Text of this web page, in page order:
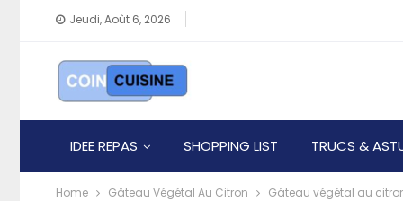
Jeudi, Août 6, 2026
IDEE REPAS SHOPPING LIST TRUCS &
Home Gâteau Végétal Au Citron Gâteau végétal au